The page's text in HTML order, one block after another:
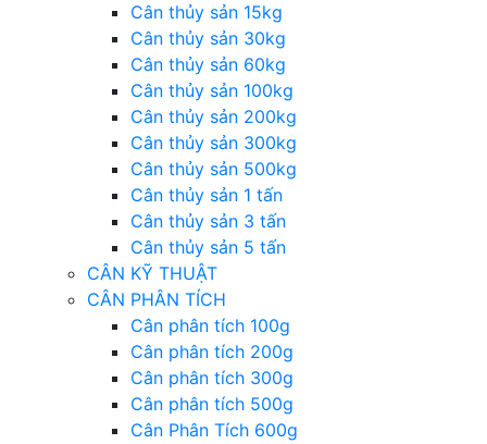
Cân thủy sản 15kg
Cân thủy sản 30kg
Cân thủy sản 60kg
Cân thủy sản 100kg
Cân thủy sản 200kg
Cân thủy sản 300kg
Cân thủy sản 500kg
Cân thủy sản 1 tấn
Cân thủy sản 3 tấn
Cân thủy sản 5 tấn
CÂN KỸ THUẬT
CÂN PHÂN TÍCH
Cân phân tích 100g
Cân phân tích 200g
Cân phân tích 300g
Cân phân tích 500g
Cân Phân Tích 600g